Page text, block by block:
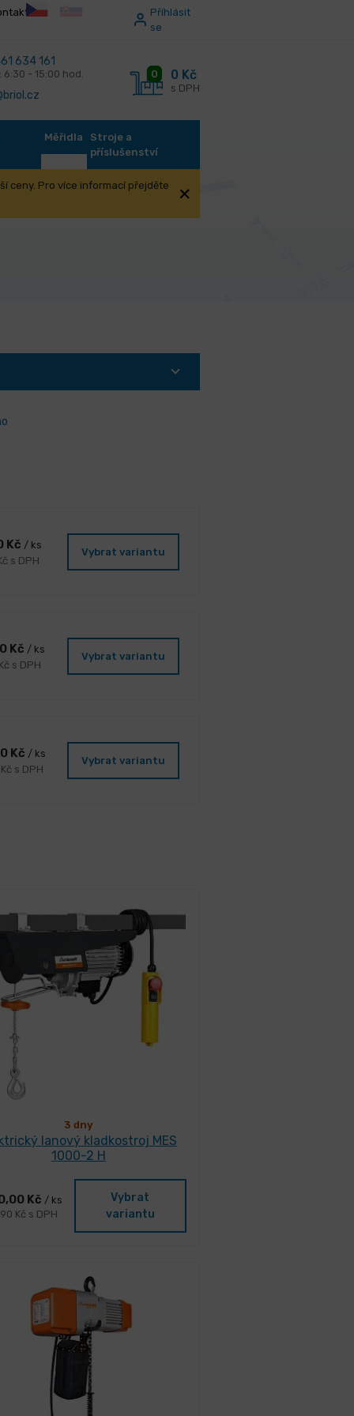
Příhlásit
se
634 161
6:30 - 15:00 hod. 0 0 Kč
s DPH
Měřidla
Stroje a
příslušenství
ceny. Pro více informací přejděte
Kč / ks
s DPH
Vybrat variantu
Kč / ks
s DPH
Vybrat variantu
Kč / ks
s DPH
Vybrat variantu
3 dny
lanový kladkostroj MES
1000-2 H
Kč / ks
Kč s DPH
Vybrat
variantu